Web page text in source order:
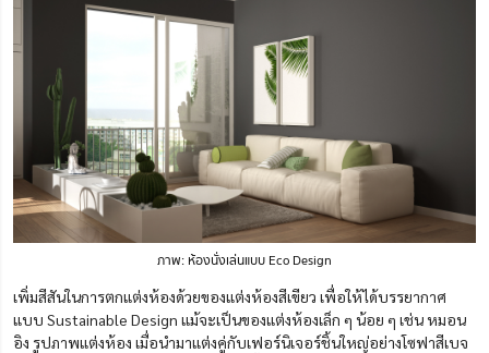
ภาพ: ห้องนั่งเล่นแบบ Eco Design
เพิ่มสีสันในการตกแต่งห้องด้วยของแต่งห้องสีเขียว เพื่อให้ได้บรรยากาศ
แบบ Sustainable Design แม้จะเป็นของแต่งห้องเล็ก ๆ น้อย ๆ เช่น หมอน
อิง รูปภาพแต่งห้อง เมื่อนำมาแต่งคู่กับเฟอร์นิเจอร์ชิ้นใหญ่อย่างโซฟาสีเบจ